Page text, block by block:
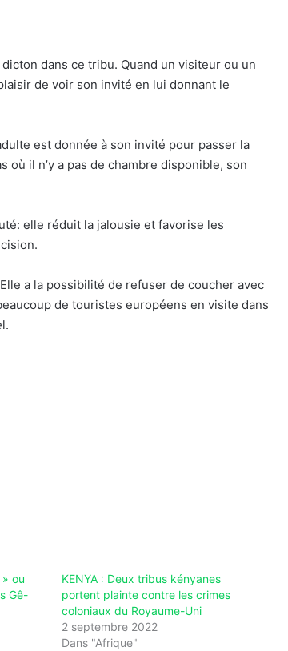
dans ce tribu. Quand un visiteur ou un
de voir son invité en lui donnant le
est donnée à son invité pour passer la
il n’y a pas de chambre disponible, son
elle réduit la jalousie et favorise les
a la possibilité de refuser de coucher avec
de touristes européens en visite dans
ou
Gê-
KENYA : Deux tribus kényanes
portent plainte contre les crimes
coloniaux du Royaume-Uni
2 septembre 2022
Dans "Afrique"